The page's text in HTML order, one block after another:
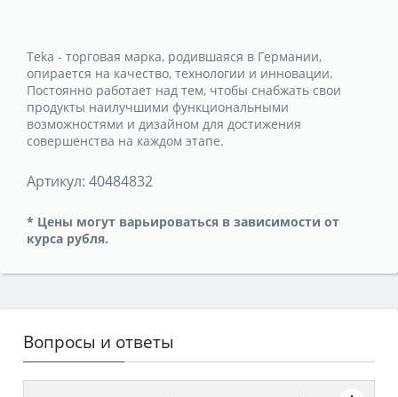
Teka - торговая марка, родившаяся в Германии,
опирается на качество, технологии и инновации.
Постоянно работает над тем, чтобы снабжать свои
продукты наилучшими функциональными
возможностями и дизайном для достижения
совершенства на каждом этапе.
Артикул: 40484832
* Цены могут варьироваться в зависимости от
курса рубля.
Вопросы и ответы